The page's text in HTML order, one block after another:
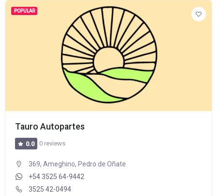
POPULAR
Tauro Autopartes
0.0 0 reviews
369, Ameghino, Pedro de Oñate
+54 3525 64-9442
3525 42-0494